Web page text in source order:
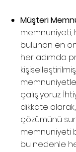
Müşteri
memnuniyeti,
bulunan en
her adımda
çalışıyoruz.
dikkate
çözümünü
memnuniyeti
bu nedenle